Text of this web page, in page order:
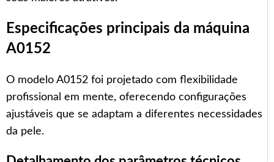
Especificações principais da máquina
A0152
O modelo A0152 foi projetado com flexibilidade
profissional em mente, oferecendo configurações
ajustáveis que se adaptam a diferentes necessidades
da pele.